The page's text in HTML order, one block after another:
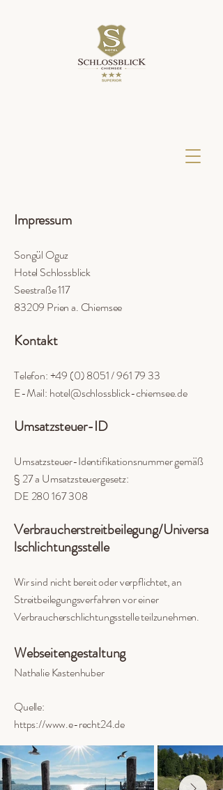
Impressum
Songül Oguz
Hotel Schlossblick
Seestraße 117
83209 Prien a. Chiemsee
Kontakt
Telefon:+49 (0) 8051/961 79 33
E-Mail: hotel@schlossblick-chiemsee.de
Umsatzsteuer-ID
Umsatzsteuer-Identifikationsnummer gemäß
§ 27 a Umsatzsteuergesetz:
DE 280 167 308
Verbraucherstreitbeilegung/Universa
lschlichtungsstelle
Wir sind nicht bereit oder verpflichtet, an
Streitbeilegungsverfahren vor einer
Verbraucherschlichtungsstelle teilzunehmen.
Webseitengestaltung
Nathalie Kastenhuber
Quelle:
https://www.e-recht24.de